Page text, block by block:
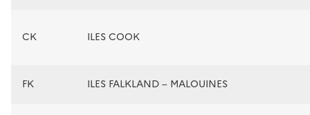
CK ILES COOK
FK ILES FALKLAND – MALOUINES